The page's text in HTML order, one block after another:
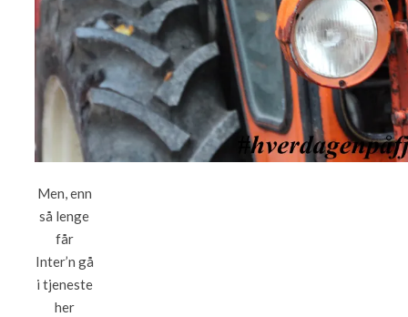
Men, enn
så lenge
får
Inter’n gå
i tjeneste
her